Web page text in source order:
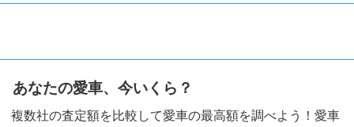
あなたの愛車、今いくら？
複数社の査定額を比較して愛車の最高額を調べよう！愛車